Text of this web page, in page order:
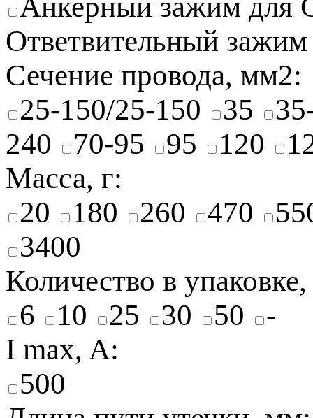
Ответвительный
Сечение провода, мм2:
25-150/25-150
35
240
70-95 95 120
Масса, г:
20
180 260 470
3400
Количество в
6
10 25 30 50
-
I max, A:
500